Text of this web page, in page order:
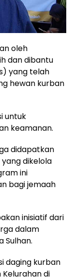
oleh
dan dibantu
yang telah
hewan kurban
untuk
keamanan.
didapatkan
dikelola
ini
bagi jemaah
inisiatif dari
dalam
Sulhan.
daging kurban
di